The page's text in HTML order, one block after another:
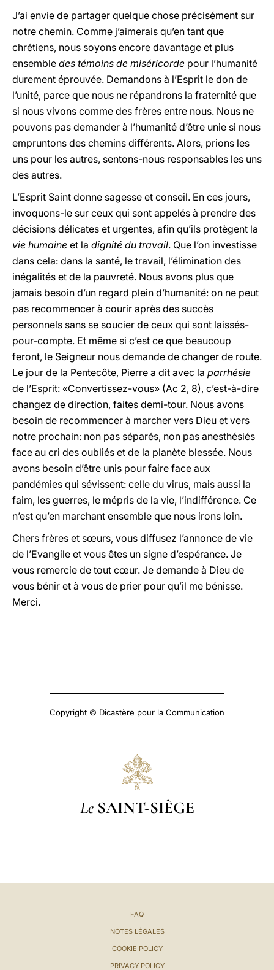
J’ai envie de partager quelque chose précisément sur
notre chemin. Comme j’aimerais qu’en tant que
chrétiens, nous soyons encore davantage et plus
ensemble des témoins de miséricorde pour l’humanité
durement éprouvée. Demandons à l’Esprit le don de
l’unité, parce que nous ne répandrons la fraternité que
si nous vivons comme des frères entre nous. Nous ne
pouvons pas demander à l’humanité d’être unie si nous
empruntons des chemins différents. Alors, prions les
uns pour les autres, sentons-nous responsables les uns
des autres.
L’Esprit Saint donne sagesse et conseil. En ces jours,
invoquons-le sur ceux qui sont appelés à prendre des
décisions délicates et urgentes, afin qu’ils protègent la
vie humaine et la dignité du travail. Que l’on investisse
dans cela: dans la santé, le travail, l’élimination des
inégalités et de la pauvreté. Nous avons plus que
jamais besoin d’un regard plein d’humanité: on ne peut
pas recommencer à courir après des succès
personnels sans se soucier de ceux qui sont laissés-
pour-compte. Et même si c’est ce que beaucoup
feront, le Seigneur nous demande de changer de route.
Le jour de la Pentecôte, Pierre a dit avec la parrhésie
de l’Esprit: «Convertissez-vous» (Ac 2, 8), c’est-à-dire
changez de direction, faites demi-tour. Nous avons
besoin de recommencer à marcher vers Dieu et vers
notre prochain: non pas séparés, non pas anesthésiés
face au cri des oubliés et de la planète blessée. Nous
avons besoin d’être unis pour faire face aux
pandémies qui sévissent: celle du virus, mais aussi la
faim, les guerres, le mépris de la vie, l’indifférence. Ce
n’est qu’en marchant ensemble que nous irons loin.
Chers frères et sœurs, vous diffusez l’annonce de vie
de l’Evangile et vous êtes un signe d’espérance. Je
vous remercie de tout cœur. Je demande à Dieu de
vous bénir et à vous de prier pour qu’il me bénisse.
Merci.
Copyright © Dicastère pour la Communication
Le SAINT-SIÈGE
FAQ
NOTES LÉGALES
COOKIE POLICY
PRIVACY POLICY